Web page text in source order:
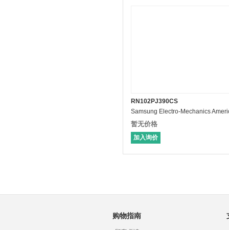
RN102PJ390CS
暂无价格
加入询价
购物指南